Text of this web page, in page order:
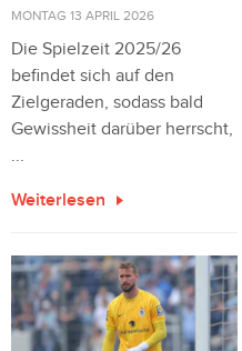
MONTAG 13 APRIL 2026
Die Spielzeit 2025/26
befindet sich auf den
Zielgeraden, sodass bald
Gewissheit darüber herrscht,
...
Weiterlesen